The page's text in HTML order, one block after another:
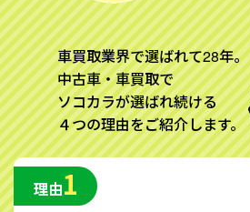
車買取業界で選ばれて28年。
中古車・車買取で
ソコカラが選ばれ続ける
４つの理由をご紹介します。
理由1